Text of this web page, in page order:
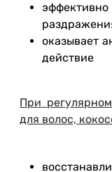
оказывает
действие
При
для волос,